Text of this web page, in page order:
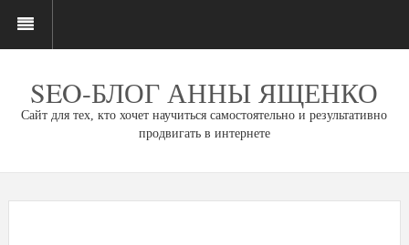
SEO-БЛОГ АННЫ ЯЩЕНКО
Сайт для тех, кто хочет научиться самостоятельно и результативно
продвигать в интернете